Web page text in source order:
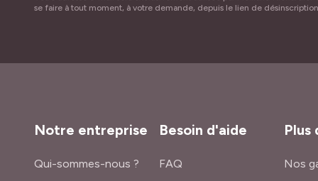
se faire à tout moment, à votre demande, depuis le lien de
Notre entreprise
Qui-sommes-nous ?
Besoin d'aide
FAQ
Plus
Nos